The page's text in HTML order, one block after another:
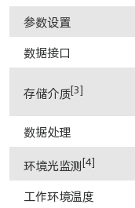
参数设置
数据接口
存储介质[3]
数据处理
环境光监测[4]
工作环境温度